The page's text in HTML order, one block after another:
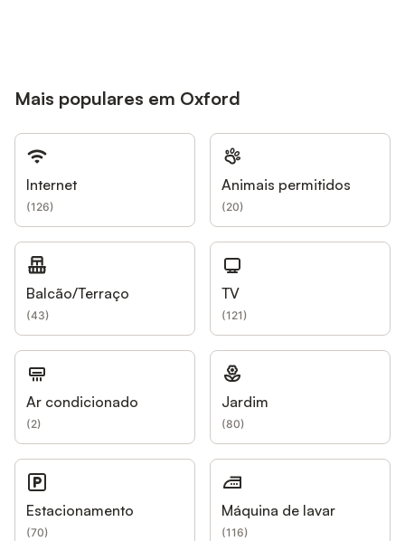
Mais populares em Oxford
Internet
(126)
Animais permitidos
(20)
Balcão/Terraço
(43)
TV
(121)
Ar condicionado
(2)
Jardim
(80)
Estacionamento
(70)
Máquina de lavar
(116)